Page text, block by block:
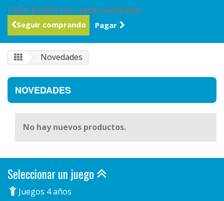
Total productos: (tasas incluídas)
Seguir comprando Pagar
Novedades
NOVEDADES
No hay nuevos productos.
Seleccionar un juego
Juegos 4 años